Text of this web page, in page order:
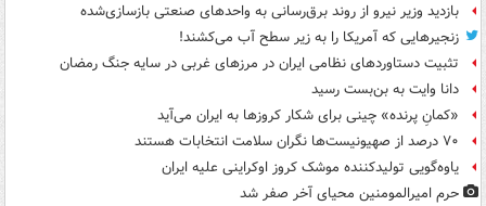
بازدید وزیر نیرو از روند برق‌رسانی به واحدهای صنعتی بازسازی‌شده
زنجیرهایی که آمریکا را به زیر سطح آب می‌کشند!
تثبیت دستاوردهای نظامی ایران در مرزهای غربی در سایه جنگ رمضان
دانا وایت به بن‌بست رسید
«کمانِ پرنده» چینی برای شکار کروزها به ایران می‌آید
۷۰ درصد از صهیونیست‌ها نگران سلامت انتخابات هستند
یاوه‌گویی تولیدکننده موشک کروز اوکراینی علیه ایران
حرم امیرالمومنین محیای آخر صفر شد